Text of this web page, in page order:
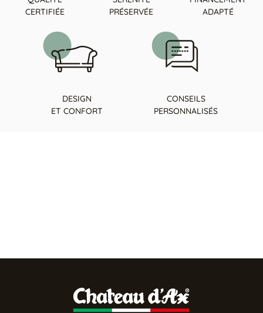
CERTIFIÉE
PRÉSERVÉE
ADAPTÉ
DESIGN
ET CONFORT
CONSEILS
PERSONNALISÉS